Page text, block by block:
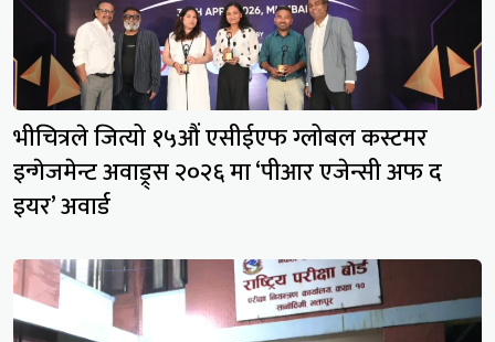
भीचित्रले जित्यो १५औं एसीईएफ ग्लोबल कस्टमर
इन्गेजमेन्ट अवाड्र्स २०२६ मा ‘पीआर एजेन्सी अफ द
इयर’ अवार्ड